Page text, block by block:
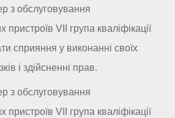
з обслуговування
VII група кваліфікації
сприяння у виконанні своїх
і здійсненні прав.
з обслуговування
VII група кваліфікації